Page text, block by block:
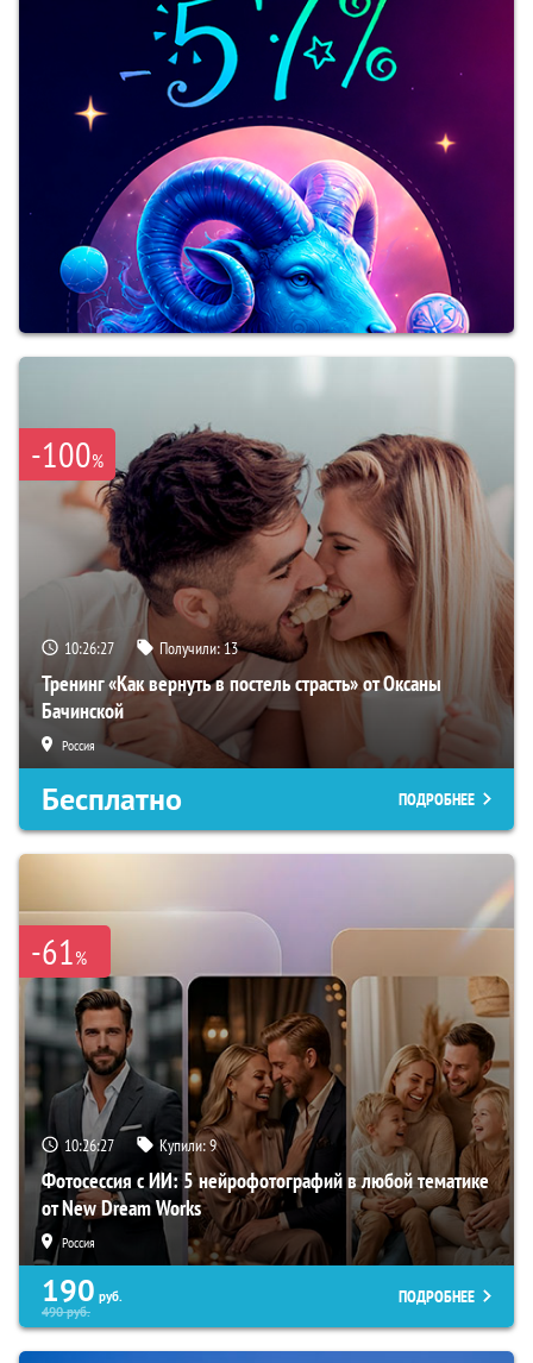
-100%
10:26:26 Получили:13
Тренинг «Как вернуть в постель страсть» от Оксаны
Бачинской
Россия
Бесплатно ПОДРОБНЕЕ
-61%
10:26:26 Купили:9
Фотосессия с ИИ: 5 нейрофотографий в любой тематике
от New Dream Works
Россия
190 руб.
490руб.
ПОДРОБНЕЕ